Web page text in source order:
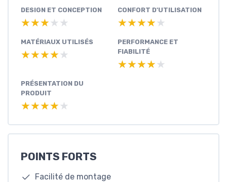
DESIGN ET CONCEPTION
★★★★★
★★★★★
CONFORT D'UTILISATION
★★★★★
★★★★★
MATÉRIAUX UTILISÉS
★★★★★
★★★★★
PERFORMANCE ET
FIABILITÉ
★★★★★
★★★★★
PRÉSENTATION DU
PRODUIT
★★★★★
★★★★★
POINTS FORTS
Facilité de montage